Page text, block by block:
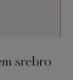
srebro